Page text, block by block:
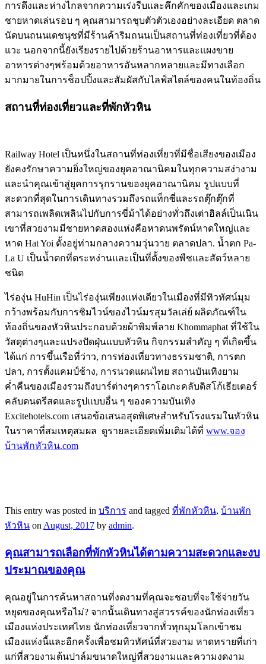
การดึงและห่างไกลจากความเร่งรีบและคึกคักของเมืองและเกม
ชายหาดเล่นรอบ ๆ คุณสามารถชุบตัวตัวเองอย่างละเอียด ตลาด
นัดบนถนนเดชนุชที่มีร้านค้าริมถนนเป็นสถานที่ท่องเที่ยวที่ต้อง
แวะ นอกจากนี้ยังเรียงรายไปด้วยร้านอาหารและแผงขาย
อาหารต่างๆพร้อมด้วยอาหารอันหลากหลายและมีทางเลือก
มากมายในการช็อปปิ้งและสัมผัสกับไลฟ์สไตล์ของคนในท้องถิ่น
สถานที่ท่องเที่ยวและที่พักหัวหิน
Railway Hotel เป็นหนึ่งในสถานที่ท่องเที่ยวที่มีชื่อเสียงของเมือง
ยังคงรักษาความยิ่งใหญ่ของยุคอาณานิคมในทุกความสง่างาม
และนำคุณเข้าสู่ยุคการรุกรานของยุคอาณานิคม รูปแบบที่
สะดวกที่สุดในการเดินทางรวมถึงรถแท็กซี่และรถตุ๊กตุ๊กที่
สามารถเพลิดเพลินไปกับการขี่ม้าได้อย่างทั่วถึงเต่าฮิลล์เป็นเนิน
เขาที่สวยงามมีชายหาดสองแห่งคือหาดนพรัตน์หาดใหญ่และ
หาด Hat Yoi ตั้งอยู่ท่ามกลางความวุ่นวาย ตลาดปลา. น้ำตก Pa-
La U เป็นน้ำตกที่ตระหง่านและเป็นที่ตั้งของพืชและสัตว์หลาย
ชนิด
ไร่องุ่น HuHin เป็นไร่องุ่นเพียงแห่งเดียวในเมืองที่มีทิวทัศน์มุม
กว้างพร้อมกับการชิมไวน์ของไวน์มรสุมวัลเล่ย์ ผลิตภัณฑ์ใน
ท้องถิ่นของหัวหินประกอบด้วยผ้าพิมพ์ลาย Khommaphat ที่ใช้ใน
วัสดุต่างๆและแปรงปัดฝุ่นแบบหัวหิน กิจกรรมสำคัญ ๆ ที่เกิดขึ้น
ได้แก่ การขึ้นเรือที่ว่าว, การท่องเที่ยวทางธรรมชาติ, การตก
ปลา, การตั้งแคมป์ช้าง, การนวดแผนไทย สถานบันเทิงยาม
ค่ำคืนของเมืองรวมถึงบาร์ต่างๆคาราโอเกะคลับดิสโก้เธียเตอร์
คลับดนตรีสดและรูปแบบอื่น ๆ ของความบันเทิง
Excitehotels.com เสนอข้อเสนอสุดพิเศษสำหรับโรงแรมในหัวหิน
ในราคาที่สมเหตุสมผล ดูรายละเอียดเพิ่มเติมได้ที่ www.จอง
บ้านพักหัวหิน.com
This entry was posted in บริการ and tagged ที่พักหัวหิน, บ้านพัก
หัวหิน onAugust, 2017 by admin.
คุณสามารถเลือกที่พักหัวหินได้ตามความสะดวกและงบ
ประมาณของคุณ
คุณอยู่ในการค้นหาสถานที่งดงามที่คุณจะชอบที่จะใช้จ่ายวัน
หยุดของคุณหรือไม่? จากนั้นเดินทางสู่สวรรค์ของนักท่องเที่ยว
เมืองแห่งประเทศไทย นักท่องเที่ยวจากทั่วทุกมุมโลกเข้าชม
เมืองแห่งนี้และอีกครั้งเพื่อชมทิวทัศน์ที่สวยงาม หาดทรายที่เก่า
แก่ที่สวยงามต้นปาล์มขนาดใหญ่ที่สวยงามและความงดงาม